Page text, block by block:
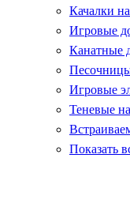
Качалки
Игровые
Канатные
Игровые
Теневые
Показать